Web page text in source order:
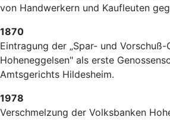
von Handwerkern und Kaufleuten
1870
Eintragung der „Spar- und Vorschuß-
Hoheneggelsen" als erste
Amtsgerichts Hildesheim.
1978
Verschmelzung der Volksbanken